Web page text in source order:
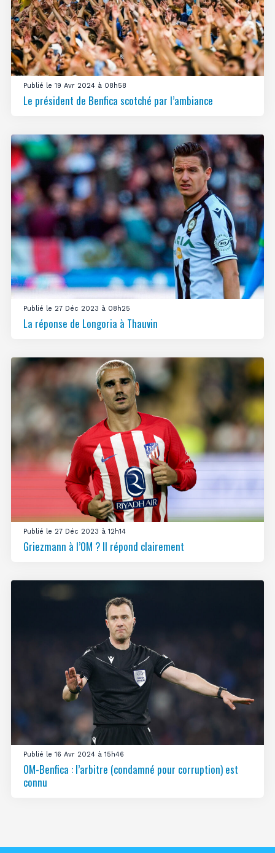
Publié le 19 Avr 2024 à 08h58
Le président de Benfica scotché par l’ambiance
Publié le 27 Déc 2023 à 08h25
La réponse de Longoria à Thauvin
Publié le 27 Déc 2023 à 12h14
Griezmann à l’OM ? Il répond clairement
Publié le 16 Avr 2024 à 15h46
OM-Benfica : l’arbitre (condamné pour corruption) est
connu